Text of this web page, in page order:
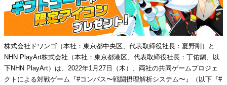
株式会社ドワンゴ（本社：東京都中央区、代表取締役社長：夏野剛）と
NHN PlayArt株式会社（本社：東京都港区、代表取締役社長：丁佑鎭、以
下NHN PlayArt）は、2022年1月27日（木）、両社の共同ゲームプロジェ
クトによる対戦ゲーム『#コンパス〜戦闘摂理解析システム〜』（以下『#